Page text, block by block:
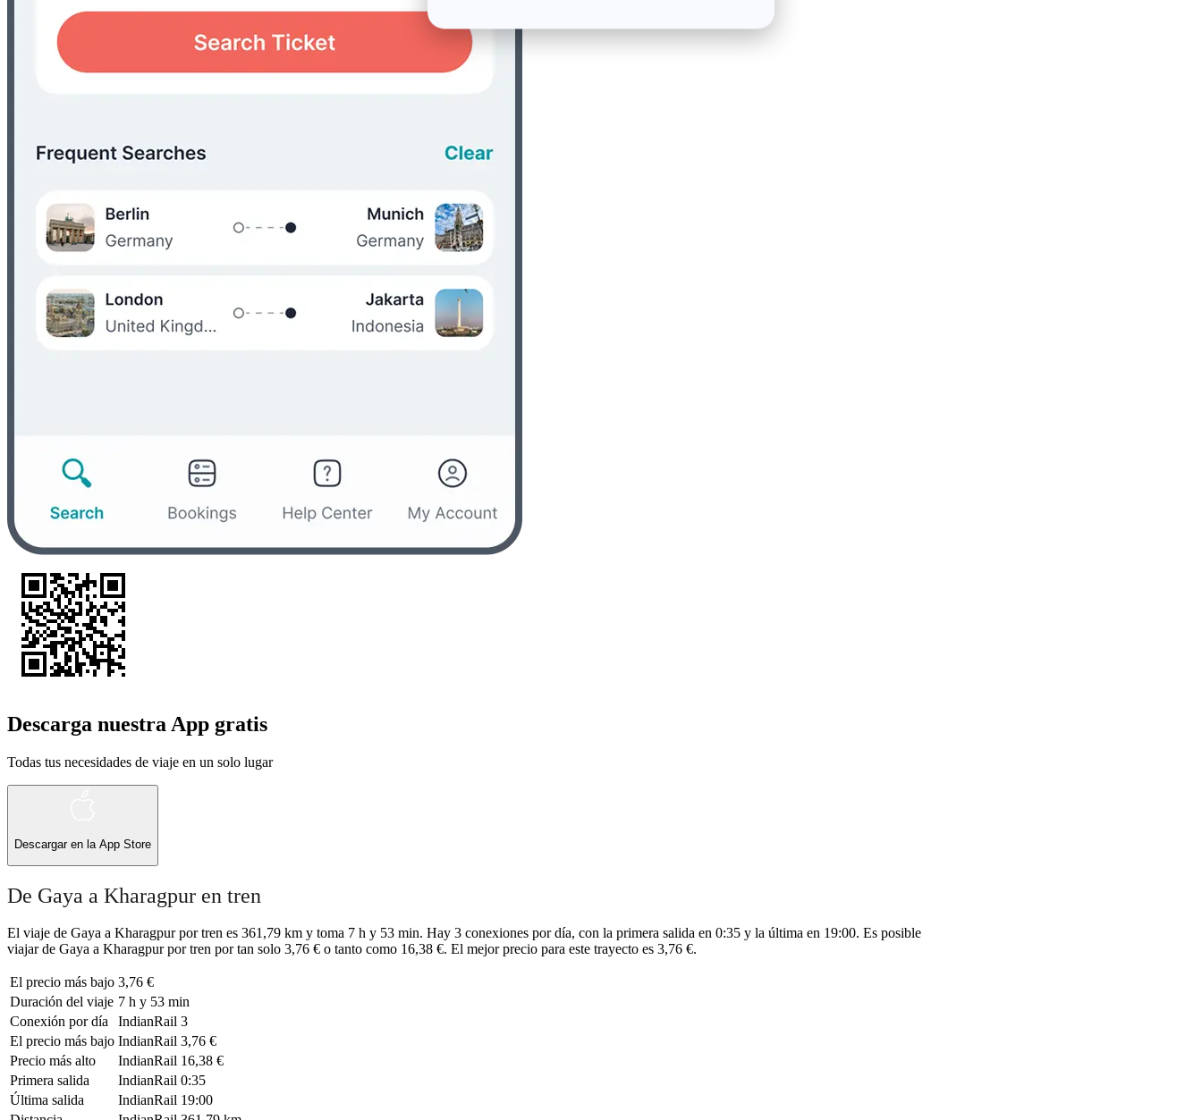
Descarga nuestra App gratis
Todas tus necesidades de viaje en un solo lugar
Descargar en la App Store
De Gaya a Kharagpur en tren
El viaje de Gaya a Kharagpur por tren es 361,79 km y toma 7 h y 53 min. Hay 3 conexiones por día, con la primera salida en 0:35 y la última en 19:00. Es posible
viajar de Gaya a Kharagpur por tren por tan solo 3,76 € o tanto como 16,38 €. El mejor precio para este trayecto es 3,76 €.
El precio más bajo 3,76 €
Duración del viaje 7 h y 53 min
Conexión por día
IndianRail 3
El precio más bajo IndianRail 3,76 €
Precio más alto
IndianRail 16,38 €
Primera salida
IndianRail 0:35
Última salida
IndianRail 19:00